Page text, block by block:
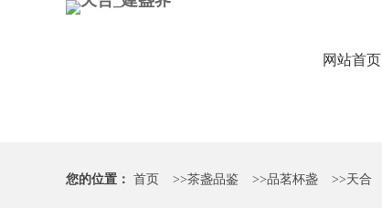
网站首页
您的位置： 首页 >>茶盏品鉴 >>品茗杯盏 >>天合